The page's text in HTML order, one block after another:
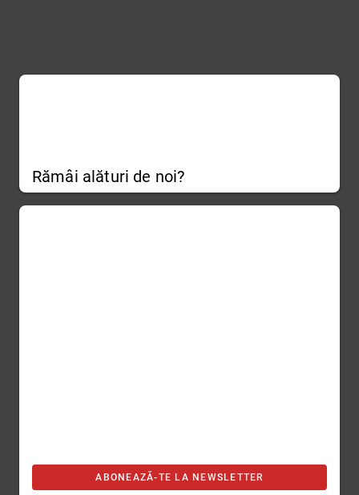
Rămâi alături de noi?
ABONEAZĂ-TE LA NEWSLETTER